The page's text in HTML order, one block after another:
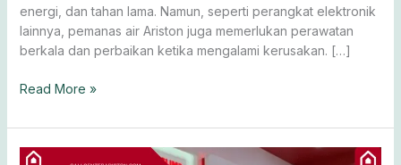
energi, dan tahan lama. Namun, seperti perangkat elektronik
lainnya, pemanas air Ariston juga memerlukan perawatan
berkala dan perbaikan ketika mengalami kerusakan. […]
Read More »
Tindakan